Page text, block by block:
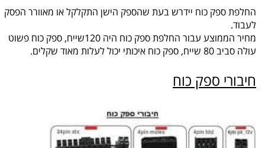
החלפת ספק כוח יידרש בעת שהספק הישן התקלקל או מאוורר הפסק
לעבוד.
מחיר הממוצע עבור החלפת ספק כוח היה 120שייח, ספק כוח פשוט
עולה סביב 80 שייח, ספק כוח איכותי יכול לעלות מאוד שקלים.
חיבורי ספק כוח